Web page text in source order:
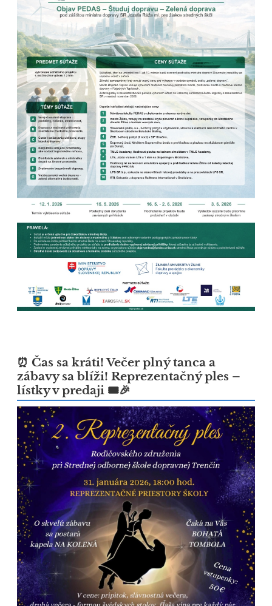
⏰ Čas sa kráti! Večer plný tanca a
zábavy sa blíži! Reprezentačný ples –
lístky v predaji 🎟️🎉